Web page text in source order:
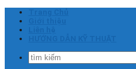
Skip
content
Tìm
kiếm: